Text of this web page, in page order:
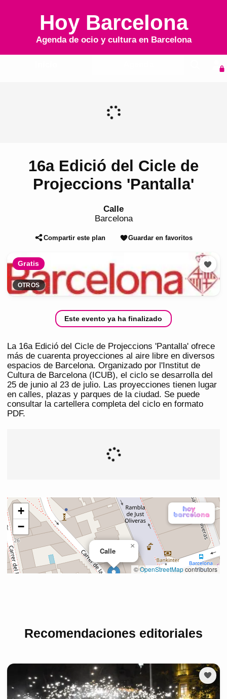
Hoy Barcelona
Agenda de ocio y cultura en Barcelona
16a Edició del Cicle de
Projeccions 'Pantalla'
Calle
Barcelona
Compartir este plan Guardar en favoritos
Gratis
OTROS
Este evento ya ha finalizado
La 16a Edició del Cicle de Projeccions 'Pantalla' ofrece
más de cuarenta proyecciones al aire libre en diversos
espacios de Barcelona. Organizado por l'Institut de
Cultura de Barcelona (ICUB), el ciclo se desarrolla del
25 de junio al 23 de julio. Las proyecciones tienen lugar
en calles, plazas y parques de la ciudad. Se puede
consultar la cartellera completa del ciclo en formato
PDF.
Recomendaciones editoriales